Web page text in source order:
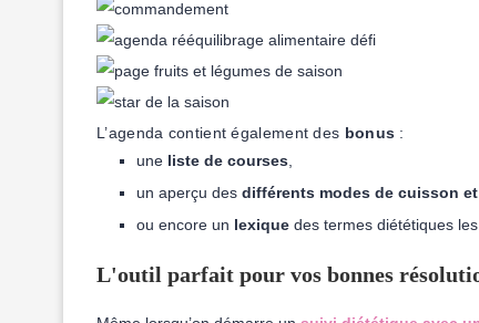
L’agenda contient également des bonus :
une liste de courses
un aperçu des différents modes de cuisson
ou encore un lexique des termes diététiques les
L'outil parfait pour vos bonnes